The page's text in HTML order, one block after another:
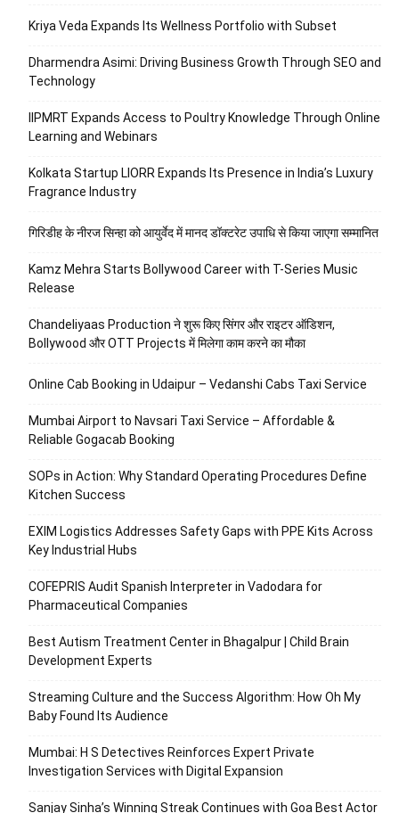
Kriya Veda Expands Its Wellness Portfolio with Subset
Dharmendra Asimi: Driving Business Growth Through SEO and
Technology
IIPMRT Expands Access to Poultry Knowledge Through Online
Learning and Webinars
Kolkata Startup LIORR Expands Its Presence in India’s Luxury
Fragrance Industry
गिरिडीह के नीरज सिन्हा को आयुर्वेद में मानद डॉक्टरेट उपाधि से किया जाएगा सम्मानित
Kamz Mehra Starts Bollywood Career with T-Series Music
Release
Chandeliyaas Production ने शुरू किए सिंगर और राइटर ऑडिशन,
Bollywood और OTT Projects में मिलेगा काम करने का मौका
Online Cab Booking in Udaipur – Vedanshi Cabs Taxi Service
Mumbai Airport to Navsari Taxi Service – Affordable &
Reliable Gogacab Booking
SOPs in Action: Why Standard Operating Procedures Define
Kitchen Success
EXIM Logistics Addresses Safety Gaps with PPE Kits Across
Key Industrial Hubs
COFEPRIS Audit Spanish Interpreter in Vadodara for
Pharmaceutical Companies
Best Autism Treatment Center in Bhagalpur | Child Brain
Development Experts
Streaming Culture and the Success Algorithm: How Oh My
Baby Found Its Audience
Mumbai: H S Detectives Reinforces Expert Private
Investigation Services with Digital Expansion
Sanjay Sinha’s Winning Streak Continues with Goa Best Actor